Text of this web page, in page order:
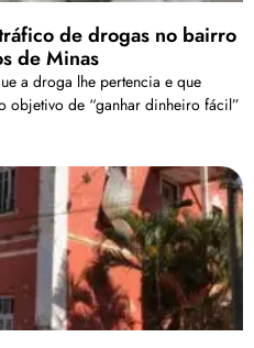
de drogas no bairro
de Minas
a droga lhe pertencia e que
objetivo de “ganhar dinheiro fácil”